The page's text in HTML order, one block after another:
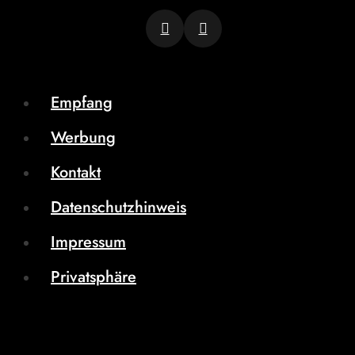
Empfang
Werbung
Kontakt
Datenschutzhinweis
Impressum
Privatsphäre